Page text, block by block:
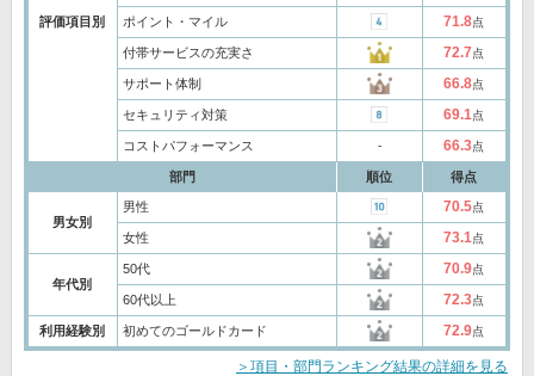
評価項目別 ポイント・マイル 71.8点
付帯サービスの充実さ 72.7点
サポート体制 66.8点
セキュリティ対策 69.1点
コストパフォーマンス ‐ 66.3点
部門 順位 得点
男女別
男性 70.5点
女性 73.1点
年代別
50代 70.9点
60代以上 72.3点
利用経験別 初めてのゴールドカード 72.9点
＞項目・部門ランキング結果の詳細を見る